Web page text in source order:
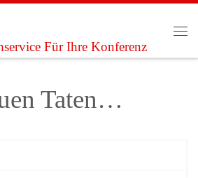
Für Ihre Konferenz
Taten…